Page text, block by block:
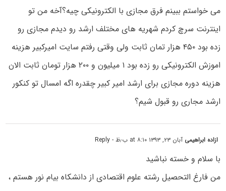
می خواستم ببینم فرق مجازی با الکترونیکی چیه؟آخه من تو
اینترنت سرچ کردم شهریه های مختلف ارشد رو دیدم مجازی رو
زده بود ۴۵۰ هزار تمان ثابت ولی وقتی رفتم سایت امیرکبیر هزینه
اموزش الکترونیکی رو زده بود ۱ میلیون و ۲۰۰ هزار تومان ثابت الان
هزینه دوره مجازی برای ارشد امیر کبیر چقدره اگه امسال تو کنکور
ارشد مجاری رو قبول شیم؟
ازاده ابراهیمی آبان ۲۳, ۱۳۹۳ at ۸:۱۰ ب٫ظ - Reply
با سلام و خسته نباشید
من فارغ التحصیل رشته علوم اقتصادی از دانشکاه بیام نور هستم ،